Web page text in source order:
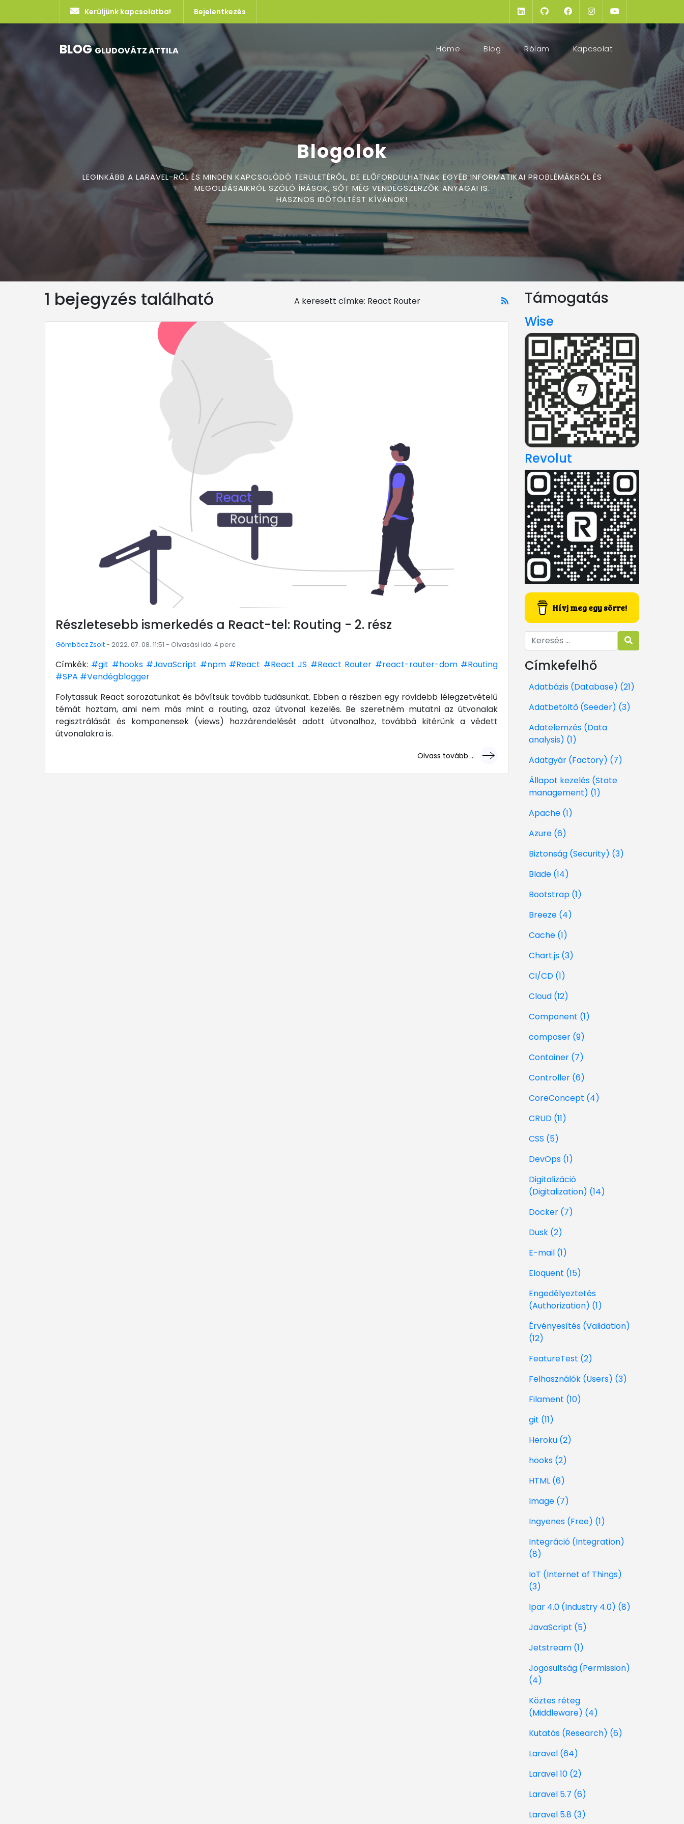
Kerüljünk kapcsolatba! Bejelentkezés
BLOGGLUDOVÁTZ ATTILA Home (current)
Blog Rólam Kapcsolat
Blogolok
LEGINKÁBB A LARAVEL-RŐL ÉS MINDEN KAPCSOLÓDÓ TERÜLETÉRŐL, DE ELŐFORDULHATNAK EGYÉB INFORMATIKAI PROBLÉMÁKRÓL ÉS
MEGOLDÁSAIKRÓL SZÓLÓ ÍRÁSOK, SŐT MÉG VENDÉGSZERZŐK ANYAGAI IS.
HASZNOS IDŐTÖLTÉST KÍVÁNOK!
1 bejegyzés található A keresett címke: React Router
Részletesebb ismerkedés a React-tel: Routing - 2. rész
Gömböcz Zsolt- 2022. 07. 08. 11:51 - Olvasási idő: 4 perc
Címkék: #git #hooks #JavaScript #npm #React #React JS #React Router #react-router-dom #Routing
#SPA #Vendégblogger
Folytassuk React sorozatunkat és bővítsük tovább tudásunkat. Ebben a részben egy rövidebb lélegzetvételű
témát hoztam, ami nem más mint a routing, azaz útvonal kezelés. Be szeretném mutatni az útvonalak
regisztrálását és komponensek (views) hozzárendelését adott útvonalhoz, továbbá kitérünk a védett
útvonalakra is.
Olvass tovább ...
... mert megéri!
Támogatás
Wise
Revolut
Hívj meg egy sörre!
Címkefelhő
Adatbázis (Database) (21)
Adatbetöltő (Seeder) (3)
Adatelemzés (Data
analysis) (1)
Adatgyár (Factory) (7)
Állapot kezelés (State
management) (1)
Apache (1)
Azure (6)
Biztonság (Security) (3)
Blade (14)
Bootstrap (1)
Breeze (4)
Cache (1)
Chart.js (3)
CI/CD (1)
Cloud (12)
Component (1)
composer (9)
Container (7)
Controller (6)
CoreConcept (4)
CRUD (11)
CSS (5)
DevOps (1)
Digitalizáció
(Digitalization) (14)
Docker (7)
Dusk (2)
E-mail (1)
Eloquent (15)
Engedélyeztetés
(Authorization) (1)
Érvényesítés (Validation)
(12)
FeatureTest (2)
Felhasználók (Users) (3)
Filament (10)
git (11)
Heroku (2)
hooks (2)
HTML (6)
Image (7)
Ingyenes (Free) (1)
Integráció (Integration)
(8)
IoT (Internet of Things)
(3)
Ipar 4.0 (Industry 4.0) (8)
JavaScript (5)
Jetstream (1)
Jogosultság (Permission)
(4)
Köztes réteg
(Middleware) (4)
Kutatás (Research) (6)
Laravel (64)
Laravel 10 (2)
Laravel 5.7 (6)
Laravel 5.8 (3)